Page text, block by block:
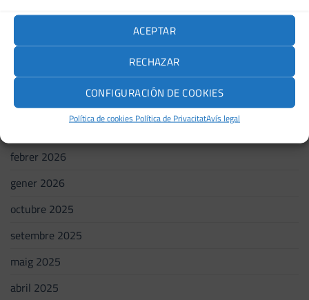
ACEPTAR
RECHAZAR
CONFIGURACIÓN DE COOKIES
Política de cookiesPolítica de PrivacitatAvís legal
PERDRE EL CONFORT
juny 2026
febrer 2026
gener 2026
octubre 2025
setembre 2025
maig 2025
abril 2025